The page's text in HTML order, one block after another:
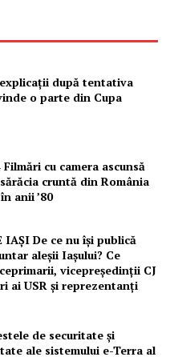
explicații după tentativa
o parte din Cupa
Filmări cu camera ascunsă
cruntă din România
anii ’80
IAȘI De ce nu își publică
aleșii Iașului? Ce
vicepreședinții CJ
ai USR și reprezentanți
de securitate și
ale sistemului e-Terra al